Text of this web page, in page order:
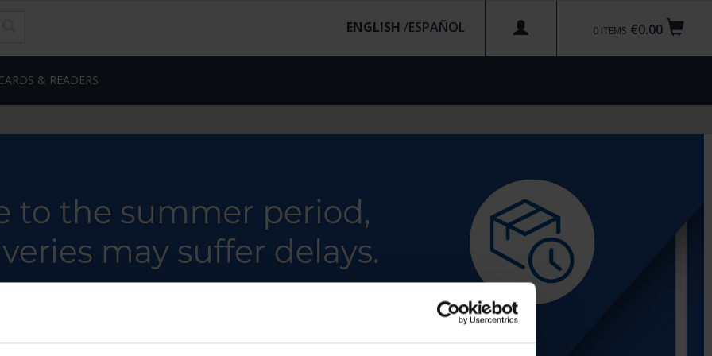
€0.00
0 ITEMS
ENGLISH /
& READERS